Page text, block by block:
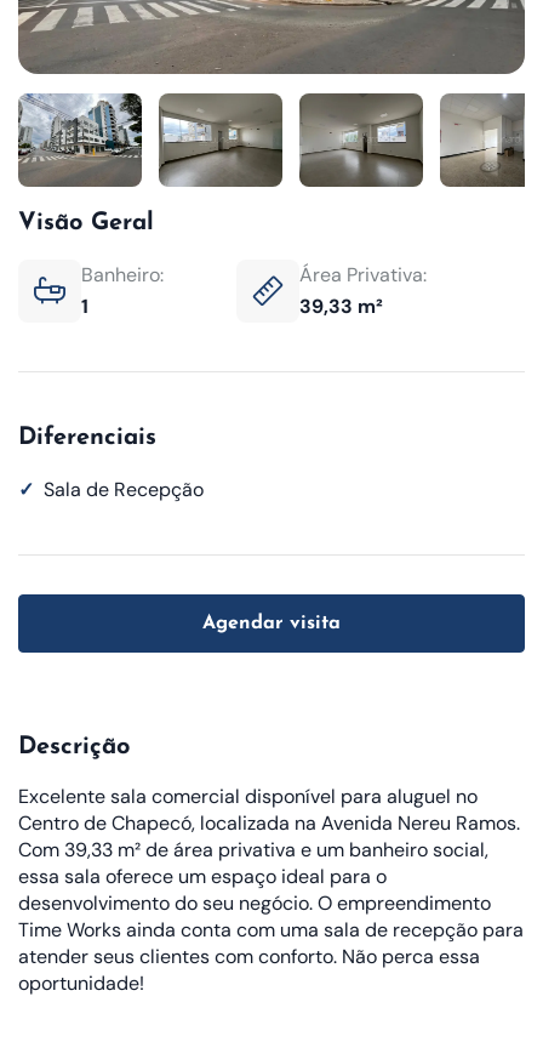
Visão Geral
Banheiro:
1
Área Privativa:
39,33 m²
Diferenciais
✓ Sala de Recepção
Agendar visita
Descrição
Excelente sala comercial disponível para aluguel no
Centro de Chapecó, localizada na Avenida Nereu Ramos.
Com 39,33 m² de área privativa e um banheiro social,
essa sala oferece um espaço ideal para o
desenvolvimento do seu negócio. O empreendimento
Time Works ainda conta com uma sala de recepção para
atender seus clientes com conforto. Não perca essa
oportunidade!